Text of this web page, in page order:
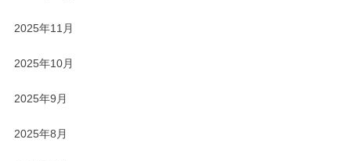
2025年11月
2025年10月
2025年9月
2025年8月